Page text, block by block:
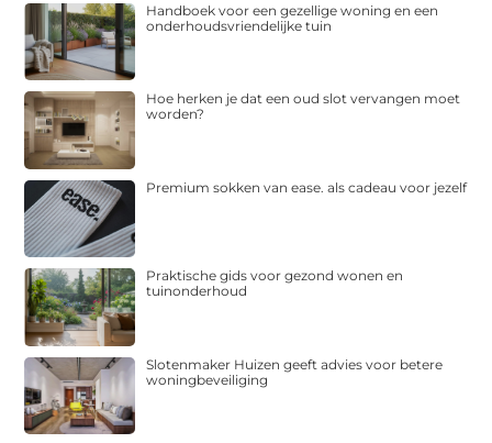
Handboek voor een gezellige woning en een
onderhoudsvriendelijke tuin
Hoe herken je dat een oud slot vervangen moet
worden?
Premium sokken van ease. als cadeau voor jezelf
Praktische gids voor gezond wonen en
tuinonderhoud
Slotenmaker Huizen geeft advies voor betere
woningbeveiliging